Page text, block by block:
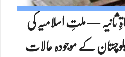
ثانیہ — ملتِ اسلامیہ کی
کے موجودہ حالات